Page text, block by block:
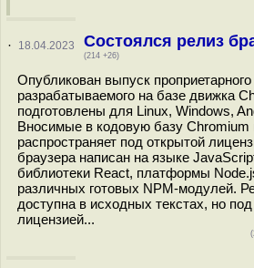
· 18.04.2023 Состоялся релиз
(214 +26)
Опубликован выпуск
разрабатываемого на базе движка
подготовлены для Linux, Windows,
Вносимые в кодовую базу Chromium
распространяет под открытой
браузера написан на языке
библиотеки React, платформы
различных готовых NPM-модулей.
доступна в исходных текстах, но
лицензией...